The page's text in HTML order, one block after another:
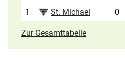
1
St. Michael 0
Zur Gesamttabelle